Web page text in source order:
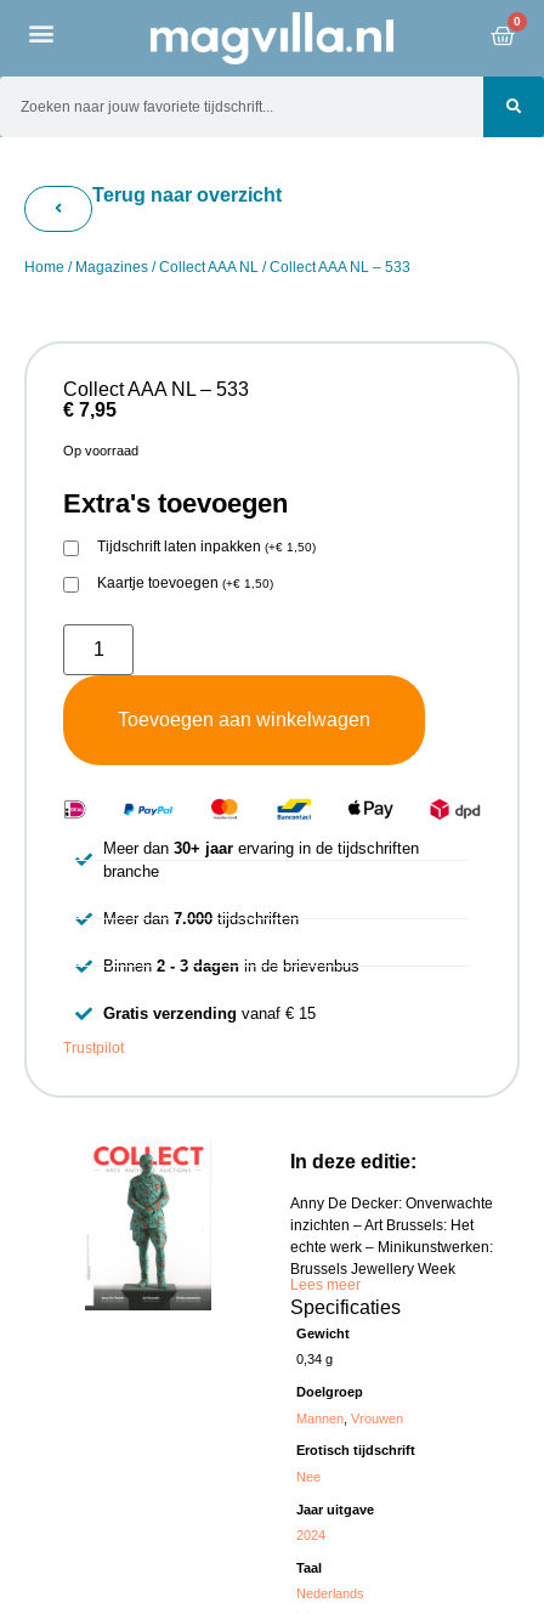
0
Terug naar overzicht
Home / Magazines /Collect AAA NL / Collect AAA NL – 533
In deze editie:
Anny De Decker: Onverwachte
inzichten – Art Brussels: Het
echte werk – Minikunstwerken:
Brussels Jewellery Week
Lees meer
Specificaties
Gewicht
0,34 g
Doelgroep
Mannen ,Vrouwen
Erotisch tijdschrift
Nee
Jaar uitgave
2024
Taal
Nederlands
Collect AAA NL – 533
€ 7,95
Op voorraad
Extra's toevoegen
Tijdschrift laten inpakken (+€ 1,50)
Kaartje toevoegen (+€ 1,50)
Toevoegen aan winkelwagen
Meer dan 30+ jaarervaring in de tijdschriften
branche
Meer dan 7.000tijdschriften
Binnen 2 - 3 dagenin de brievenbus
Gratis verzending vanaf € 15
Trustpilot